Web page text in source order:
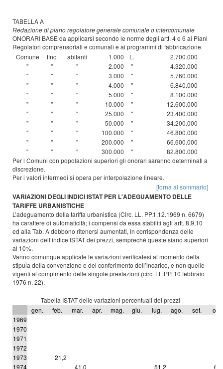
TABELLA A
Redazione di piano regolatore generale comunale o intercomunale
ONORARI BASE da applicarsi secondo le norme degli artt. 4 e 6 ai Piani
Regolatori comprensoriali e comunali e ai programmi di fabbricazione.
Comune
fino abitanti 1.000 L.
2.700.000
"
" " 2.000 "
4.320.000
"
" " 3.000 "
5.760.000
"
" " 4.000 "
6.840.000
"
" " 5.000 "
8.100.000
"
" " 10.000 "
12.600.000
"
" " 25.000 "
23.400.000
"
" " 50.000 "
34.200.000
"
" " 100.000 "
46.800.000
"
" " 200.000 "
66.600.000
"
" " 300.000 "
82.800.000
Per i Comuni con popolazioni superiori gli onorari saranno determinati a
discrezione.
Per i valori intermedi si opera per interpolazione lineare.
[torna al sommario]
VARIAZIONI DEGLI INDICI ISTAT PER L'ADEGUAMENTO DELLE
TARIFFE URBANISTICHE
L’adeguamento della tariffa urbanistica (Circ. LL. PP.1.12.1969 n. 6679)
ha carattere di automaticità; i compensi da essa stabiliti agli artt. 8,9,10
ed alla Tab. A debbono ritenersi aumentati, in corrispondenza delle
variazioni dell’indice ISTAT dei prezzi, semprechè queste siano superiori
al 10%.
Vanno comunque applicate le variazioni verificatesi al momento della
stipula della convenzione e del conferimento dell’incarico, e non quelle
vigenti al compimento delle singole prestazioni (circ. LL.PP. 10 febbraio
1976 n. 22).
Tabella ISTAT delle variazioni percentuali dei prezzi
gen.
feb. mar. apr. mag. giu. lug. ago. set.
ott.
1969
1970
1971
1972
1973
21,2
1974
41,0 51,2